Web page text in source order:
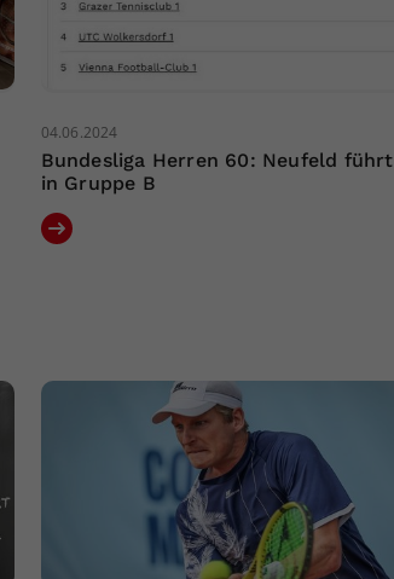
04.06.2024
Bundesliga Herren 60: Neufeld führt
in Gruppe B